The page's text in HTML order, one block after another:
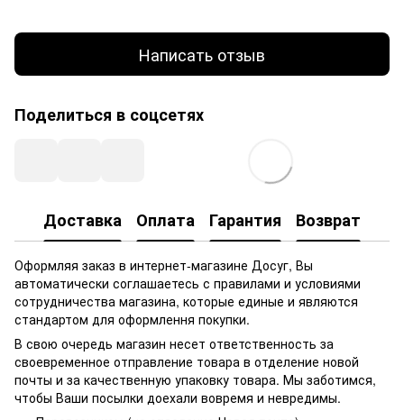
Написать отзыв
Поделиться в соцсетях
Доставка Оплата Гарантия Возврат
Оформляя заказ в интернет-магазине Досуг, Вы
автоматически соглашаетесь с правилами и условиями
сотрудничества магазина, которые единые и являются
стандартом для оформлення покупки.
В свою очередь магазин несет ответственность за
своевременное отправление товара в отделение новой
почты и за качественную упаковку товара. Мы заботимся,
чтобы Ваши посылки доехали вовремя и невредимы.